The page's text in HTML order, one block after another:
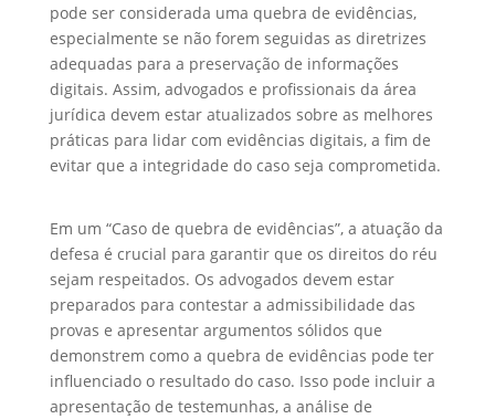
pode ser considerada uma quebra de evidências,
especialmente se não forem seguidas as diretrizes
adequadas para a preservação de informações
digitais. Assim, advogados e profissionais da área
jurídica devem estar atualizados sobre as melhores
práticas para lidar com evidências digitais, a fim de
evitar que a integridade do caso seja comprometida.
Em um “Caso de quebra de evidências”, a atuação da
defesa é crucial para garantir que os direitos do réu
sejam respeitados. Os advogados devem estar
preparados para contestar a admissibilidade das
provas e apresentar argumentos sólidos que
demonstrem como a quebra de evidências pode ter
influenciado o resultado do caso. Isso pode incluir a
apresentação de testemunhas, a análise de